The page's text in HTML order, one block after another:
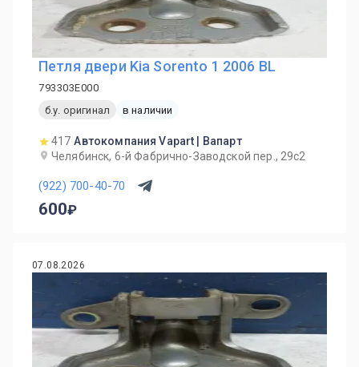
Петля двери Kia Sorento 1 2006 BL
793303E000
б.у. оригинал
в наличии
417 Автокомпания Vapart | Вапарт
Челябинск, 6-й Фабрично-Заводской пер., 29с2
(922) 700-40-70
600
07.08.2026